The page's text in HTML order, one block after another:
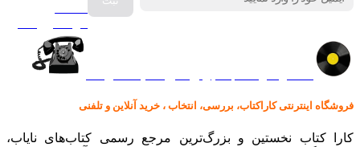
فروشگاه اینترنتی کاراکتاب، بررسی، انتخاب ، خرید آنلاین و تلفنی
کارا کتاب نخستین و بزرگ‌ترین مرجع رسمی کتاب‌های نایاب،